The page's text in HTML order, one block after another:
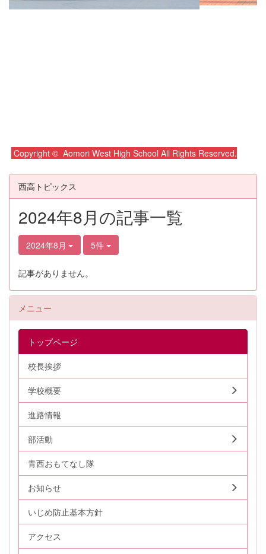
Copyright © Aomori West High School All Rights Reserved.
西高トピックス
2024年8月の記事一覧
2024年8月 5件
記事がありません。
メニュー
トップページ
校長挨拶
学校概要
進路情報
部活動
青西おもてなし隊
お知らせ
いじめ防止基本方針
アクセス